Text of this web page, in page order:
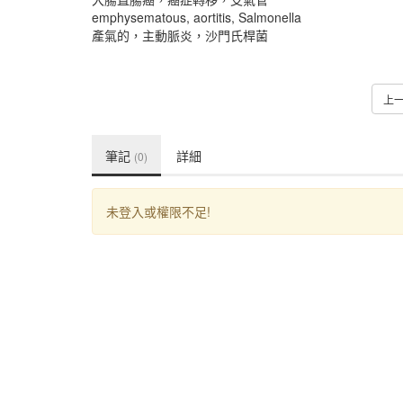
emphysematous, aortitis, Salmonella
產氣的，主動脈炎，沙門氏桿菌
上
筆記 (0) 詳細
未登入或權限不足!